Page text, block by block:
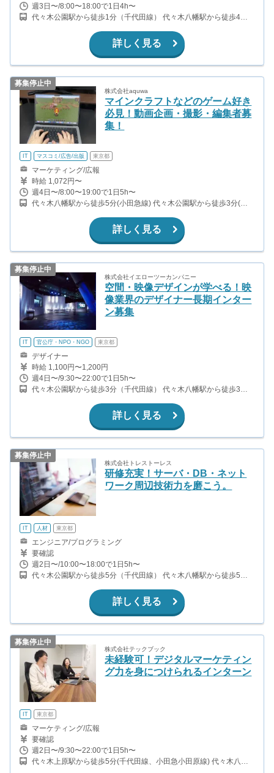
週3日〜/8:00〜18:00で1日4h〜
代々木公園駅から徒歩1分（千代田線） 代々木八幡駅から徒歩4分
詳しく見る
募集停止中
株式会社aquwa
マインクラフトなどのゲーム好き
必見！動画企画・撮影・編集者募
集！
IT マスコミ/広告/出版 東京都
マーケティング/広報
時給 1,072円〜
週4日〜/8:00〜19:00で1日5h〜
代々木八幡駅から徒歩5分(小田急線) 代々木公園駅から徒歩3分(千
詳しく見る
募集停止中
株式会社イエローツーカンパニー
空間・映像デザインが学べる！映
像業界のデザイナー長期インター
ン募集
IT 官公庁・NPO・NGO 東京都
デザイナー
時給 1,100円〜1,200円
週4日〜/9:30〜22:00で1日5h〜
代々木公園駅から徒歩3分（千代田線） 代々木八幡駅から徒歩3分
詳しく見る
募集停止中
株式会社トレストーレス
研修充実！サーバ・DB・ネット
ワーク周辺技術力を磨こう。
IT 人材 東京都
エンジニア/プログラミング
要確認
週2日〜/10:00〜18:00で1日5h〜
代々木公園駅から徒歩5分（千代田線） 代々木八幡駅から徒歩5分
詳しく見る
募集停止中
株式会社テックブック
未経験可！デジタルマーケティン
グ力を身につけられるインターン
IT 東京都
マーケティング/広報
要確認
週2日〜/9:30〜22:00で1日5h〜
代々木上原駅から徒歩5分(千代田線、小田急小田原線) 代々木八幡